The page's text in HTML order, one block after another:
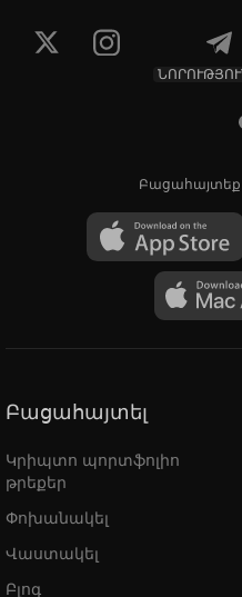
Բացահայտեք
Բացահայտել
Կրիպտո պորտֆոլիո
թրեքեր
Փոխանակել
Վաստակել
Բլոգ